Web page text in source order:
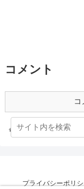
コメント
コ
ホーム 2001年
プライバシーポリ